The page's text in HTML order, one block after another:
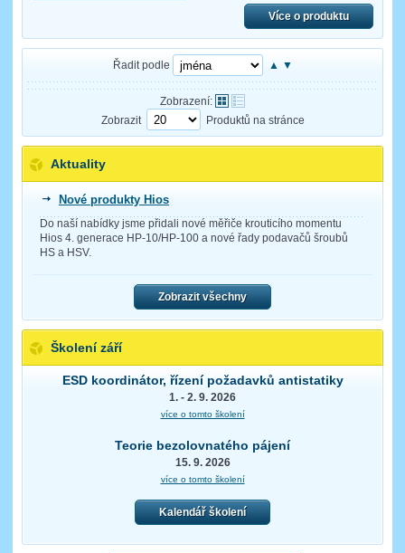
Více o produktu
Řadit podle ▲ ▼
Zobrazení:
Zobrazit
Produktů na stránce
Aktuality
Nové produkty Hios
Do naší nabídky jsme přidali nové měřiče krouticího momentu
Hios 4. generace HP-10/HP-100 a nové řady podavačů šroubů
HS a HSV.
Zobrazit všechny
Školení září
ESD koordinátor, řízení požadavků antistatiky
1. - 2. 9. 2026
více o tomto školení
Teorie bezolovnatého pájení
15. 9. 2026
více o tomto školení
Kalendář školení